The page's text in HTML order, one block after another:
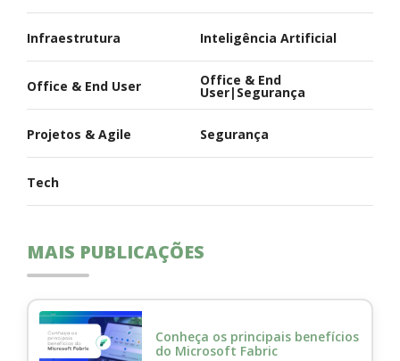
Infraestrutura Inteligência Artificial
Office & End User Office & End
User|Segurança
Projetos & Agile Segurança
Tech
MAIS PUBLICAÇÕES
Conheça os principais benefícios
do Microsoft Fabric